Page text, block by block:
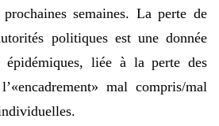
semaines. La perte de
politiques est une donnée
épidémiques, liée à la perte des
mal compris/mal